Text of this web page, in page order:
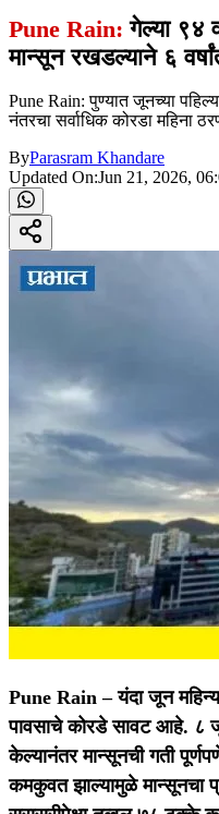
Pune Rain: गेल्या ९४
मान्सून रखडल्याने ६
Pune Rain: पुण्यात जूनच्या
नंतरचा सर्वाधिक कोरडा महिना
ByParasram Khandare
Updated On:Jun 21, 2026,
Pune Rain –यंदा जून
पावसाचे कोरडे सावट आहे. ८
केल्यानंतर मान्सूनची गती
कमकुवत झाल्यामुळे मान्सूनचा